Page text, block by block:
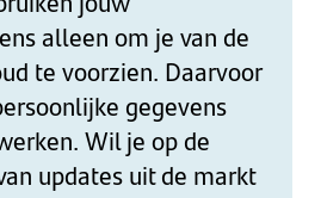
alleen om je van de
te voorzien. Daarvoor
gegevens
Wil je op de
updates uit de markt